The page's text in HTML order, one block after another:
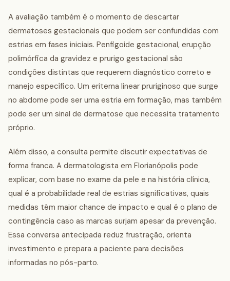
A avaliação também é o momento de descartar
dermatoses gestacionais que podem ser confundidas com
estrias em fases iniciais. Penfigoide gestacional, erupção
polimórfica da gravidez e prurigo gestacional são
condições distintas que requerem diagnóstico correto e
manejo específico. Um eritema linear pruriginoso que surge
no abdome pode ser uma estria em formação, mas também
pode ser um sinal de dermatose que necessita tratamento
próprio.
Além disso, a consulta permite discutir expectativas de
forma franca. A dermatologista em Florianópolis pode
explicar, com base no exame da pele e na história clínica,
qual é a probabilidade real de estrias significativas, quais
medidas têm maior chance de impacto e qual é o plano de
contingência caso as marcas surjam apesar da prevenção.
Essa conversa antecipada reduz frustração, orienta
investimento e prepara a paciente para decisões
informadas no pós-parto.